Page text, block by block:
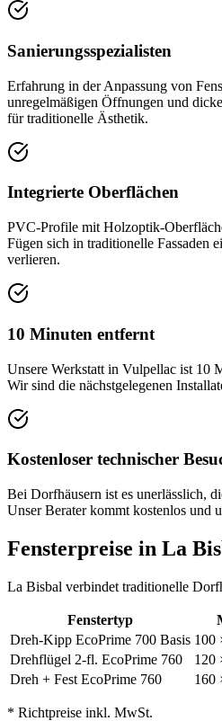
Sanierungsspezialisten
Erfahrung in der Anpassung von
unregelmäßigen Öffnungen und
für traditionelle Ästhetik.
Integrierte Oberflächen
PVC-Profile mit Holzoptik-
Fügen sich in traditionelle Fassaden
verlieren.
10 Minuten entfernt
Unsere Werkstatt in Vulpellac ist 10
Wir sind die nächstgelegenen
Kostenloser technischer
Bei Dorfhäusern ist es unerlässlich,
Unser Berater kommt kostenlos und
Fensterpreise in La
La Bisbal verbindet traditionelle
Fenstertyp
Dreh-Kipp EcoPrime 700 Basis 100
Drehflügel 2-fl. EcoPrime 760
120
Dreh + Fest EcoPrime 760
160
* Richtpreise inkl. MwSt.